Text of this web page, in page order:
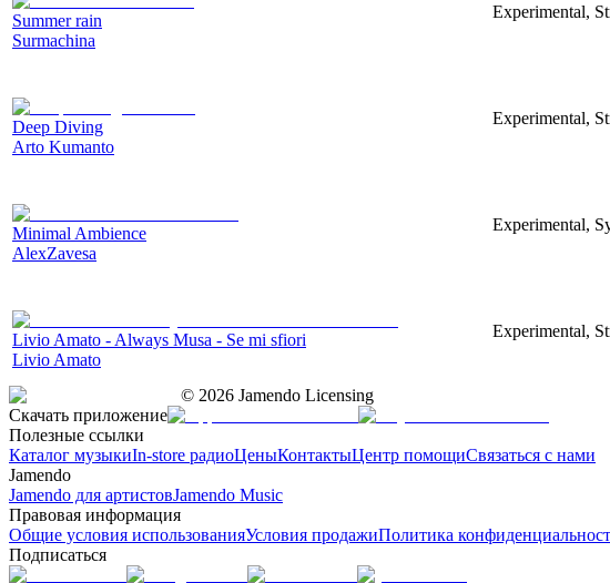
Summer rain
Surmachina
Experimental,
Deep Diving
Arto Kumanto
Experimental,
Minimal Ambience
AlexZavesa
Experimental,
Livio Amato - Always Musa - Se mi sfiori
Livio Amato
Experimental,
© 2026 Jamendo Licensing
Скачать приложение
Полезные ссылки
Каталог музыкиIn-store радиоЦеныКонтактыЦентр помощиСвязаться с нами
Jamendo
Jamendo для артистовJamendo Music
Правовая информация
Общие условия использованияУсловия продажиПолитика
Подписаться